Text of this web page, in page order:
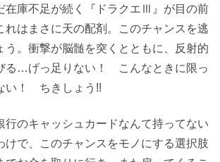
庫不足が続く『ドラクエⅢ』が目の前
れはまさに天の配剤。このチャンスを逃
う。衝撃が脳髄を突くとともに、反射的
る…げっ足りない！ こんなときに限っ
い！ ちきしょう!!
のキャッシュカードなんて持ってない
けで、このチャンスをモノにする選択肢